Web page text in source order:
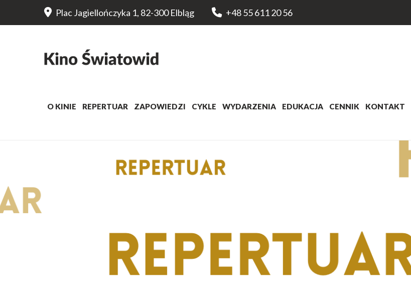
Plac Jagiellończyka 1, 82-300 Elbląg +48 55 611 20 56
O KINIE REPERTUAR ZAPOWIEDZI CYKLE WYDARZENIA EDUKACJA CENNIK KONTAKT